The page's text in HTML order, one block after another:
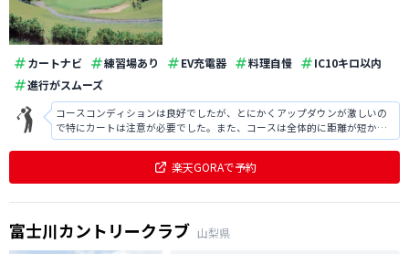
カートナビ 練習場あり EV充電器 料理自慢
IC10キロ以内
進行がスムーズ
コースコンディションは良好でしたが、とにかくアップダウンが激しいの
で特にカートは注意が必要でした。また、コースは全体的に距離が短かっ
たですし、食事も美味しくてサービスは良心的で非常に印象が良かったで
楽天GORAで予約
富士川カントリークラブ 山梨県